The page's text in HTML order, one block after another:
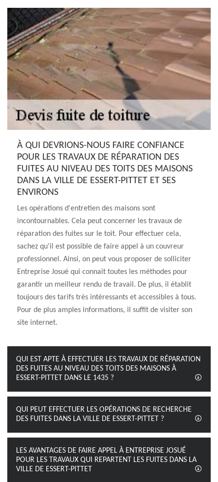
À QUI DEVRIONS-NOUS FAIRE CONFIANCE
POUR LES TRAVAUX DE RÉPARATION DES
FUITES AU NIVEAU DES TOITS DES MAISONS
DANS LA VILLE DE ESSERT-PITTET ET SES
ENVIRONS
Les opérations d'entretien des maisons sont
incontournables. Cela peut concerner les travaux de
réparation des fuites sur le toit. Pour effectuer cela,
sachez qu'il est possible de faire appel à un couvreur
professionnel. Ainsi, on peut vous proposer de solliciter
Entreprise Josué qui connait toutes les méthodes pour
garantir un meilleur rendu de travail. De plus, il établit
toujours des tarifs très intéressants et accessibles à tous.
Pour de plus amples informations, il suffit de visiter son
site internet.
QUI EST APTE À EFFECTUER LES TRAVAUX DE RÉPARATION
DES FUITES AU NIVEAU DES TOITS DES MAISONS À
ESSERT-PITTET DANS LE 1435 ?
QUI PEUT EFFECTUER LES OPÉRATIONS DE RECHERCHE
DES FUITES DANS LA VILLE DE ESSERT-PITTET ?
LES AVANTAGES DE FAIRE APPEL À ENTREPRISE JOSUÉ
POUR LES TRAVAUX QUI REPARTENT LES FUITES DANS LA
VILLE DE ESSERT-PITTET